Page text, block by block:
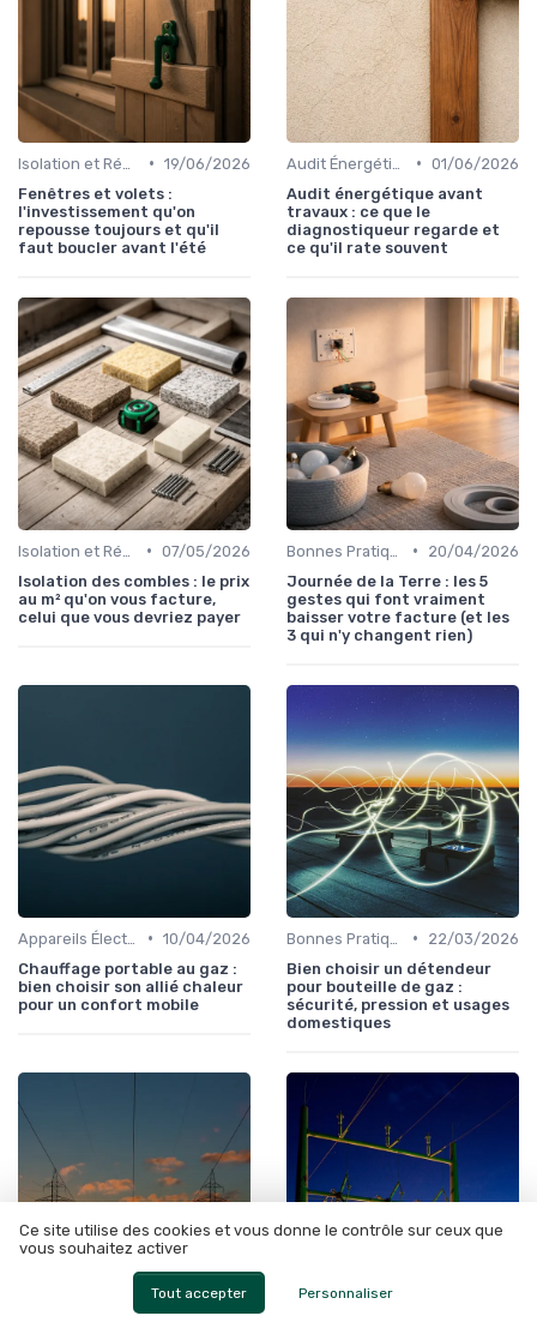
• 19/06/2026
Fenêtres et volets :
l'investissement qu'on
repousse toujours et qu'il
faut boucler avant l'été
• 01/06/2026
Audit énergétique avant
travaux : ce que le
diagnostiqueur regarde et
ce qu'il rate souvent
• 07/05/2026
Isolation des combles : le prix
au m² qu'on vous facture,
celui que vous devriez payer
•
20/04/2026
Journée de la Terre : les 5
gestes qui font vraiment
baisser votre facture (et les
3 qui n'y changent rien)
• 10/04/2026
Chauffage portable au gaz :
bien choisir son allié chaleur
pour un confort mobile
•
22/03/2026
Bien choisir un détendeur
pour bouteille de gaz :
sécurité, pression et usages
domestiques
Ce site utilise des cookies et vous donne le contrôle sur ceux que
vous souhaitez activer
Tout accepter Personnaliser